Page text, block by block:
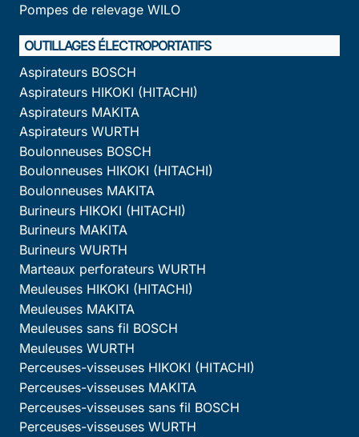
Pompes de relevage WILO
OUTILLAGES ÉLECTROPORTATIFS
Aspirateurs BOSCH
Aspirateurs HIKOKI (HITACHI)
Aspirateurs MAKITA
Aspirateurs WURTH
Boulonneuses BOSCH
Boulonneuses HIKOKI (HITACHI)
Boulonneuses MAKITA
Burineurs HIKOKI (HITACHI)
Burineurs MAKITA
Burineurs WURTH
Marteaux perforateurs WURTH
Meuleuses HIKOKI (HITACHI)
Meuleuses MAKITA
Meuleuses sans fil BOSCH
Meuleuses WURTH
Perceuses-visseuses HIKOKI (HITACHI)
Perceuses-visseuses MAKITA
Perceuses-visseuses sans fil BOSCH
Perceuses-visseuses WURTH